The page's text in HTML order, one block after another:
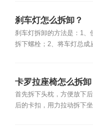
刹车灯怎么拆卸？
刹车灯拆卸的方法是：1、
拆下螺栓；2、将车灯总成
卡罗拉座椅怎么拆卸
首先拆下头枕，方便放下
后的卡扣，用力拉动拆下